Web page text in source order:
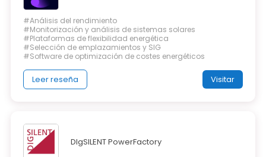
#Análisis del rendimiento
#Monitorización y análisis de sistemas solares
#Plataformas de flexibilidad energética
#Selección de emplazamientos y SIG
#Software de optimización de costes energéticos
Leer reseña Visitar
DIgSILENT PowerFactory